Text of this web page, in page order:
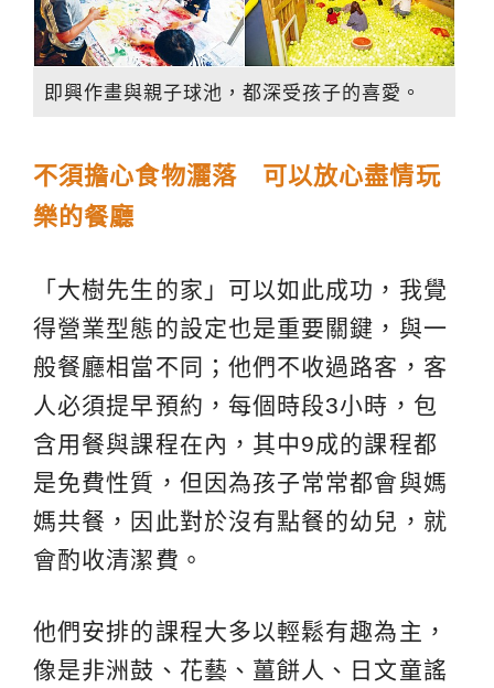
即興作畫與親子球池，都深受孩子的喜愛。
不須擔心食物灑落 可以放心盡情玩
樂的餐廳
「大樹先生的家」可以如此成功，我覺
得營業型態的設定也是重要關鍵，與一
般餐廳相當不同；他們不收過路客，客
人必須提早預約，每個時段3小時，包
含用餐與課程在內，其中9成的課程都
是免費性質，但因為孩子常常都會與媽
媽共餐，因此對於沒有點餐的幼兒，就
會酌收清潔費。
他們安排的課程大多以輕鬆有趣為主，
像是非洲鼓、花藝、薑餅人、日文童謠